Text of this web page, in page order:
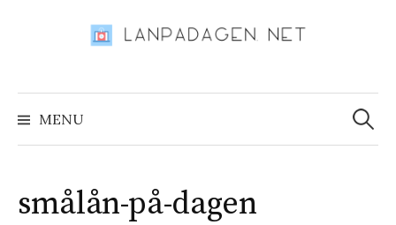
MENU
Search
for:
smålån-på-dagen